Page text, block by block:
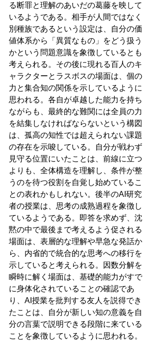
る断罪と理解のあいだの葛藤を映して
いるようである。相手が人間ではなく
別種族であるという設定は、自分の価
値体系から「異質なもの」をどう扱う
かという問題意識を象徴しているとも
考えられる。その後に現れる百人のキ
ャラクターとラスボスの場面は、個の
力と集合知の関係を示しているように
思われる。各自が卓越した能力を持ち
ながらも、最終的な難関には全員の力
を結集しなければならないという構図
は、孤高の知性では超えられない課題
の存在を示唆している。自分が戦わず
見守る位置にいたことは、前線に立つ
よりも、全体構造を理解し、条件が整
うのを待つ役割を自覚し始めているこ
との表れかもしれない。後半のAI研究
者の授業は、思考の成熟過程を象徴し
ているようである。即答を求めず、沈
黙の中で最後まで考えるよう促される
場面は、表層的な理解や早急な発話か
ら、内省的で統合的な思考への移行を
示していると考えられる。因数分解を
瞬時に解く場面は、基礎的能力がすで
に身体化されていることの確認であ
り、AI授業を批判する友人を説得でき
たことは、自分が新しい知の意義を自
分の言葉で説明できる段階に来ている
ことを象徴しているように思われる。